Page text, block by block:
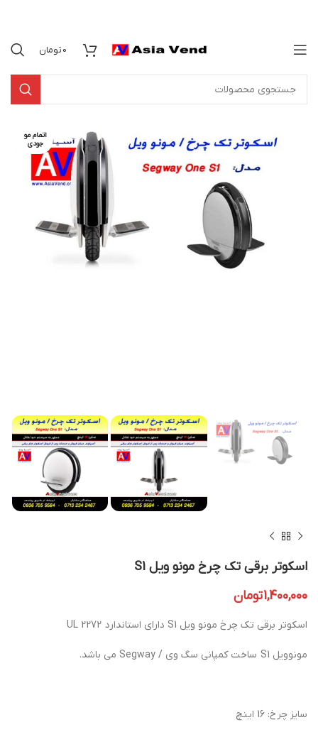
0تومان
اتمام مو
جودی
اسکوتر برقی تک چرخ مونو ویل S1
1,400,000تومان
اسکوتر برقی تک چرخ مونو ویل S1 دارای استاندارد UL 2272
مونوویل S1 ساخت کمپانی سگ وی / Segway می باشد.
سایز چرخ: 16 اینچ